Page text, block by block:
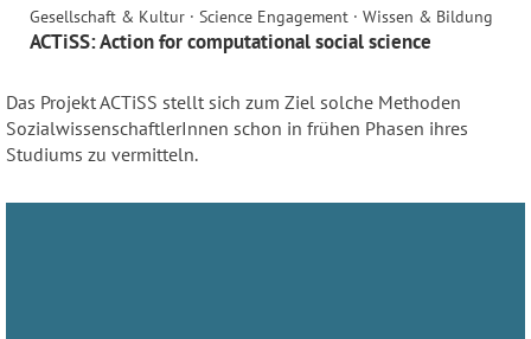
Gesellschaft & Kultur · Science Engagement · Wissen & Bildung
ACTiSS: Action for computational social science
Das Projekt ACTiSS stellt sich zum Ziel solche Methoden
SozialwissenschaftlerInnen schon in frühen Phasen ihres
Studiums zu vermitteln.